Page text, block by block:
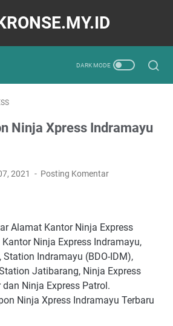
Ninja Xpress Indramayu
2021 Posting Komentar
Indramayu
Indramayu(BDO-IDM)
Indramayu
Jatibarang
PTR
Alamat Kantor Ninja Express
Ninja Express Indramayu,
Indramayu (BDO-IDM),
Jatibarang, Ninja Express
Ninja Express Patrol.
Ninja Xpress Indramayu Terbaru